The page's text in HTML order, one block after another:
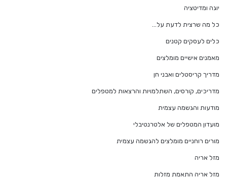
יוגה ומדיטציה
כל מה שרצית לדעת על…
כלים לעסקים קטנים
מאמנים אישיים מומלצים
מדריך קריסטלים ואבני חן
מדריכים, קורסים, השתלמויות והרצאות למטפלים
מודעות והגשמה עצמית
מועדון המטפלים של אלטרנטיבלי
מורים רוחניים מומלצים להגשמה עצמית
מזל אריה
מזל אריה התאמת מזלות